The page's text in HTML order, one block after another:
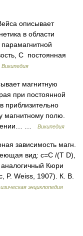
описывает
в области
C постоянная
Википедия
магнитную
при постоянной
приблизительно
магнитному полю.
…
Википедия
зависимость магн.
вид: c=С /(T D),
аналогичный Кюри
P. Weiss, 1907). К. В.
энциклопедия